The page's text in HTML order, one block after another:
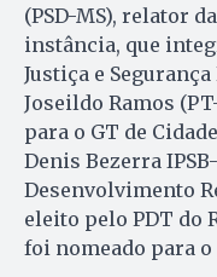
(PSD-MS), relator
instância, que
Justiça e
Joseildo Ramos
para o GT de
Denis Bezerra
Desenvolvimento
eleito pelo PDT do
foi nomeado para